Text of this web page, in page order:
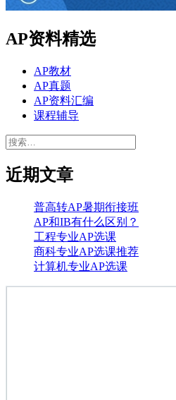
AP资料精选
AP教材
AP真题
AP资料汇编
课程辅导
搜
近期文章
普高转AP暑期衔接班
AP和IB有什么区别？
工程专业AP选课
商科专业AP选课推荐
计算机专业AP选课